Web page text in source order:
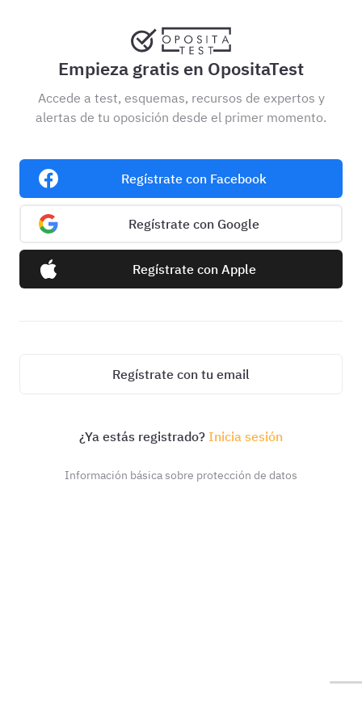
Empieza gratis en OpositaTest
Accede a test, esquemas, recursos de expertos y
alertas de tu oposición desde el primer momento.
Regístrate con Facebook
Regístrate con Google
Regístrate con Apple
Regístrate con tu email
¿Ya estás registrado? Inicia sesión
Información básica sobre protección de datos